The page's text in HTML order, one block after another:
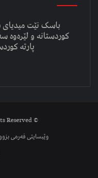
باسک نێت میدیای
کوردستانە و لێرەوە
پارتە
© Copyright 2026, All Rights Reserved
وێبسایتی فەرمی